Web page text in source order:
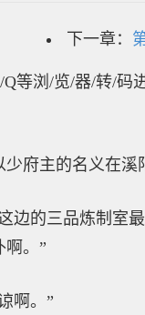
下一章：
等浏/览/器/转/码
府主的名义在溪
边的三品炼制室
啊。”
啊。”